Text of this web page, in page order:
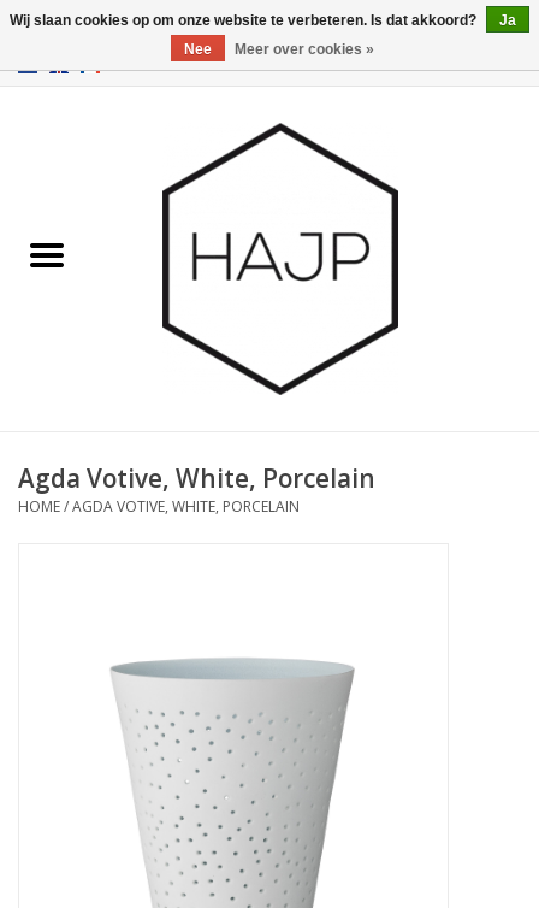
GBP/USD
Gadgets
Agda Votive, White, Porcelain
HOME/AGDA VOTIVE, WHITE, PORCELAIN
Wij slaan cookies op om onze website te verbeteren. Is dat akkoord?
Ja
Nee
Meer over cookies »